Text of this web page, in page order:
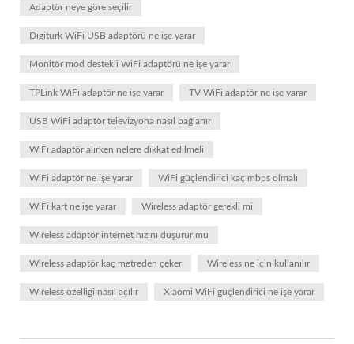
Adaptör neye göre seçilir
Digiturk WiFi USB adaptörü ne işe yarar
Monitör mod destekli WiFi adaptörü ne işe yarar
TPLink WiFi adaptör ne işe yarar TV WiFi adaptör ne işe yarar
USB WiFi adaptör televizyona nasıl bağlanır
WiFi adaptör alırken nelere dikkat edilmeli
WiFi adaptör ne işe yarar WiFi güçlendirici kaç mbps olmalı
WiFi kart ne işe yarar Wireless adaptör gerekli mi
Wireless adaptör internet hızını düşürür mü
Wireless adaptör kaç metreden çeker Wireless ne için kullanılır
Wireless özelliği nasıl açılır Xiaomi WiFi güçlendirici ne işe yarar